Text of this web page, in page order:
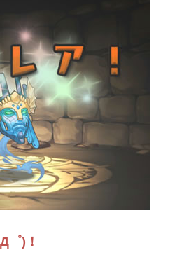
゜)！